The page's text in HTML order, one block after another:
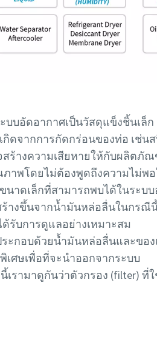
บบอัดอากาศเป็นวัสดุแข็งชิ้นเล็
ดจากการกัดกร่อนของท่อ เช่น
ร้างความเสียหายให้กับผลิตภั
พโดยไม่ต้องพูดถึงความไม่พอ
นาดเล็กที่สามารถพบได้ในระบ
างขึ้นจากน้ำมันหล่อลื่นในกรณี
บการดูแลอย่างเหมาะสม
ะกอบด้วยน้ำมันหล่อลื่นและขอ
เศษเพื่อที่จะนำออกจากระบบ
รามาดูกันว่าตัวกรอง (filter)